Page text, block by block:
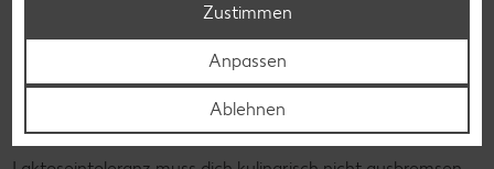
Laktosefreie Rezepte
Zustimmen
Anpassen
Ablehnen